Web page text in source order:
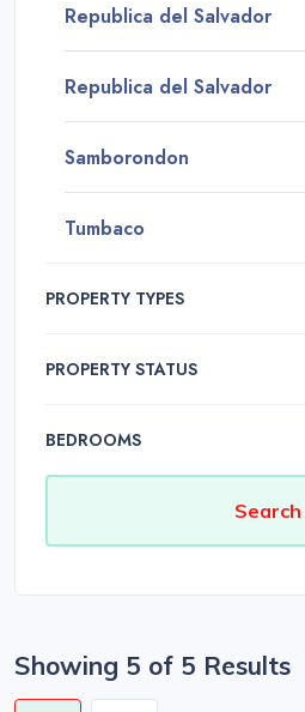
Republica del Salvador
Republica del Salvador
Samborondon
Tumbaco
PROPERTY TYPES
PROPERTY STATUS
BEDROOMS
Showing 5 of 5 Results